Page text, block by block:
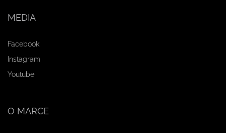
MEDIA
Facebook
Instagram
Youtube
O MARCE